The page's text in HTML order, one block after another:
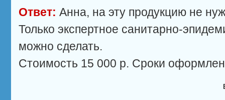
Ответ: Анна, на эту продукцию не
Только экспертное санитарно-
можно сделать.
Стоимость 15 000 р. Сроки